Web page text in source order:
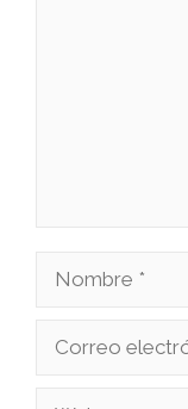
Nombre
Correo